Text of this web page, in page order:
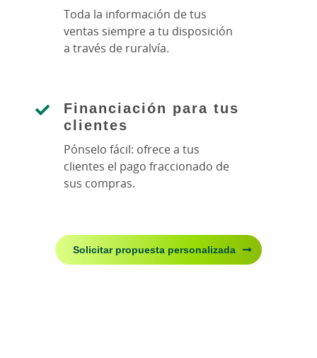
Toda la información de tus
ventas siempre a tu disposición
a través de ruralvía.
Financiación para tus
clientes
Pónselo fácil: ofrece a tus
clientes el pago fraccionado de
sus compras.
Solicitar propuesta personalizada